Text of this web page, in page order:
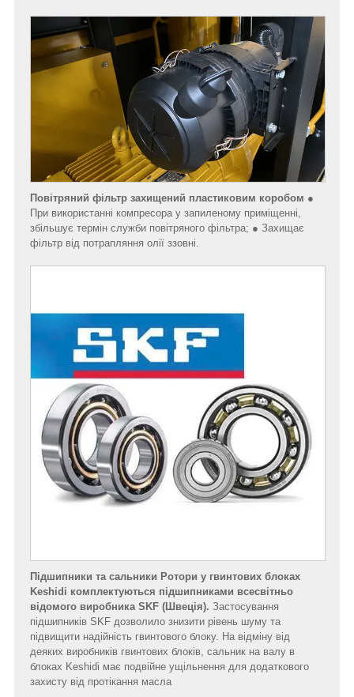
Повітряний фільтр захищений пластиковим коробом ●
При використанні компресора у запиленому приміщенні,
збільшує термін служби повітряного фільтра; ● Захищає
фільтр від потрапляння олії ззовні.
Підшипники та сальники Ротори у гвинтових блоках
Keshidi комплектуються підшипниками всесвітньо
відомого виробника SKF (Швеція). Застосування
підшипників SKF дозволило знизити рівень шуму та
підвищити надійність гвинтового блоку. На відміну від
деяких виробників гвинтових блоків, сальник на валу в
блоках Keshidi має подвійне ущільнення для додаткового
захисту від протікання масла